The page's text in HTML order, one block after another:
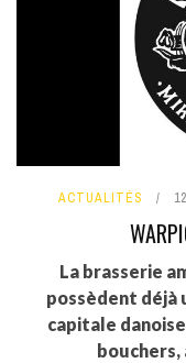
ACTUALITÉS
La brasserie
possèdent déjà
capitale